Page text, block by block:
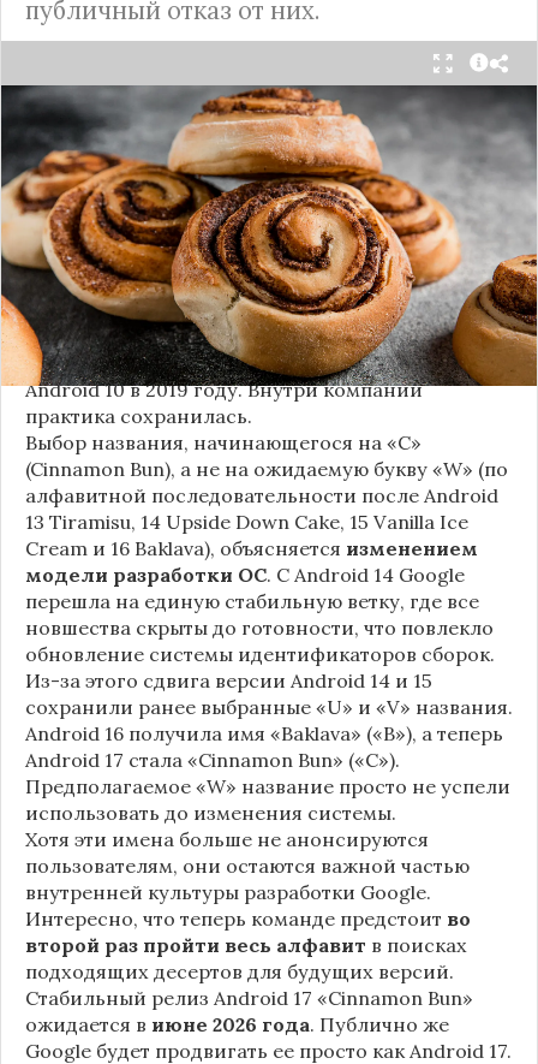
публичный отказ от них.
Стало известно внутреннее кодовое имя
следующей крупной версии Android. Как
сообщают источники, Android 17, релиз которой
ожидается в 2026 году, разрабатывается под
названием«Cinnamon Bun»(«Булочка с
корицей»).
Это решение продолжает знаменитую традицию
Google называть версии Android в честь
сладостей и десертов (Cupcake, Donut, KitKat и
т.д.), хотя компанияпрекратила публично
использовать эти именас момента выхода
Android 10 в 2019 году. Внутри компании
практика сохранилась.
Выбор названия, начинающегося на «C»
(Cinnamon Bun), а не на ожидаемую букву «W» (по
алфавитной последовательности после Android
13 Tiramisu, 14 Upside Down Cake, 15 Vanilla Ice
Cream и 16 Baklava), объясняется изменением
модели разработки ОС. С Android 14 Google
перешла на единую стабильную ветку, где все
новшества скрыты до готовности, что повлекло
обновление системы идентификаторов сборок.
Из-за этого сдвига версии Android 14 и 15
сохранили ранее выбранные «U» и «V» названия.
Android 16 получила имя «Baklava» («B»), а теперь
Android 17 стала «Cinnamon Bun» («C»).
Предполагаемое «W» название просто не успели
использовать до изменения системы.
Хотя эти имена больше не анонсируются
пользователям, они остаются важной частью
внутренней культуры разработки Google.
Интересно, что теперь команде предстоит во
второй раз пройти весь алфавит в поисках
подходящих десертов для будущих версий.
Стабильный релиз Android 17 «Cinnamon Bun»
ожидается в июне 2026 года. Публично же
Google будет продвигать ее просто как Android 17.